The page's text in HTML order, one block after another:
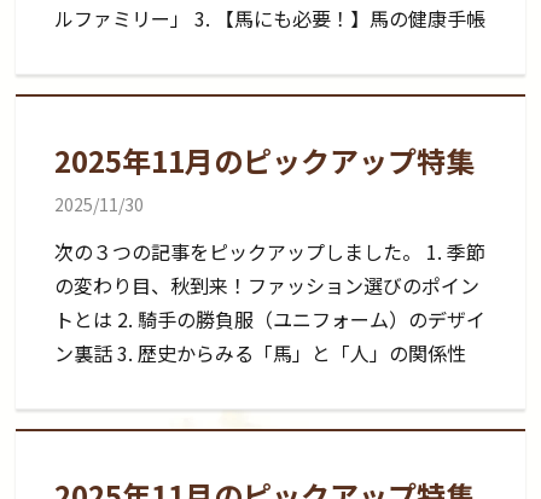
ルファミリー」 3. 【馬にも必要！】馬の健康手帳
2025年11月のピックアップ特集
2025/11/30
次の３つの記事をピックアップしました。 1. 季節
の変わり目、秋到来！ファッション選びのポイン
トとは 2. 騎手の勝負服（ユニフォーム）のデザイ
ン裏話 3. 歴史からみる「馬」と「人」の関係性